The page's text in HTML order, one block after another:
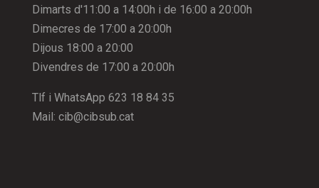
Dimarts d'11:00 a 14:00h i de 16:00 a 20:00h
Dimecres de 17:00 a 20:00h
Dijous 18:00 a 20:00
Divendres de 17:00 a 20:00h
Tlf i WhatsApp 623 18 84 35
Mail: cib@cibsub.cat